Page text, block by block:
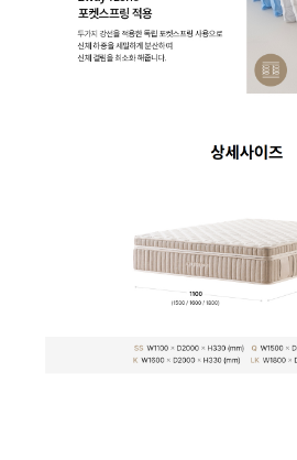
WI-60C8600M | 43,900
WI-60C8600M | 44,900
WI-60C9600CM | 52,900
WI-55S8500M | 41,900